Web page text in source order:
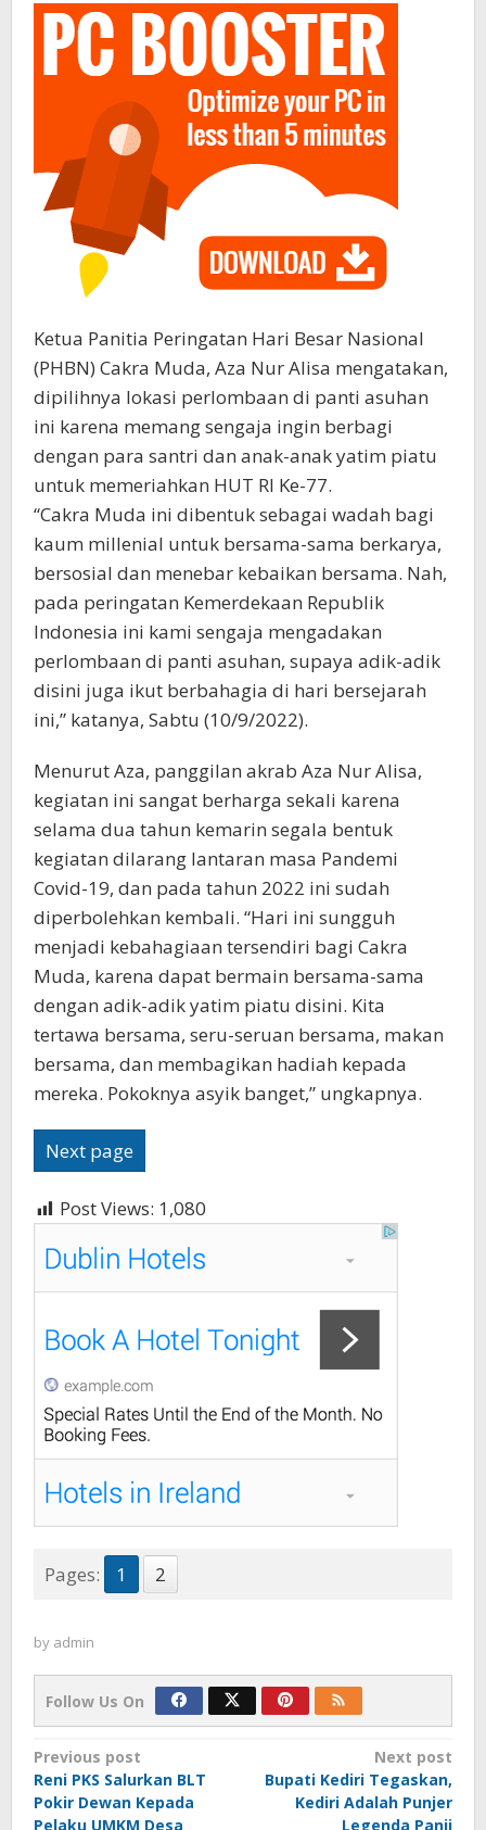
Ketua Panitia Peringatan Hari Besar Nasional
(PHBN) Cakra Muda, Aza Nur Alisa mengatakan,
dipilihnya lokasi perlombaan di panti asuhan
ini karena memang sengaja ingin berbagi
dengan para santri dan anak-anak yatim piatu
untuk memeriahkan HUT RI Ke-77.
“Cakra Muda ini dibentuk sebagai wadah bagi
kaum millenial untuk bersama-sama berkarya,
bersosial dan menebar kebaikan bersama. Nah,
pada peringatan Kemerdekaan Republik
Indonesia ini kami sengaja mengadakan
perlombaan di panti asuhan, supaya adik-adik
disini juga ikut berbahagia di hari bersejarah
ini,” katanya, Sabtu (10/9/2022).
Menurut Aza, panggilan akrab Aza Nur Alisa,
kegiatan ini sangat berharga sekali karena
selama dua tahun kemarin segala bentuk
kegiatan dilarang lantaran masa Pandemi
Covid-19, dan pada tahun 2022 ini sudah
diperbolehkan kembali. “Hari ini sungguh
menjadi kebahagiaan tersendiri bagi Cakra
Muda, karena dapat bermain bersama-sama
dengan adik-adik yatim piatu disini. Kita
tertawa bersama, seru-seruan bersama, makan
bersama, dan membagikan hadiah kepada
mereka. Pokoknya asyik banget,” ungkapnya.
Next page
Post Views: 1,080
Pages: 1 2
by admin
Follow Us On
Post
navigation
Previous post
Reni PKS Salurkan BLT
Pokir Dewan Kepada
Pelaku UMKM Desa
Next post
Bupati Kediri Tegaskan,
Kediri Adalah Punjer
Legenda Panji